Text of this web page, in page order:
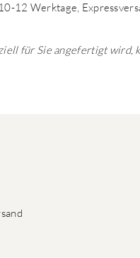
12 Werktage,
für Sie angefertigt